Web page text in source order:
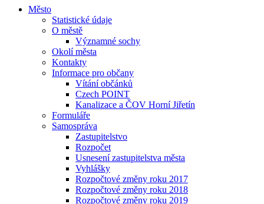
Město
Statistické údaje
O městě
Významné sochy
Okolí města
Kontakty
Informace pro občany
Vítání občánků
Czech POINT
Kanalizace a ČOV Horní Jiřetín
Formuláře
Samospráva
Zastupitelstvo
Rozpočet
Usnesení zastupitelstva města
Vyhlášky
Rozpočtové změny roku 2017
Rozpočtové změny roku 2018
Rozpočtové změny roku 2019